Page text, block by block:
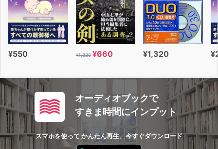
¥550 ¥1,320 ¥660 ¥1,320
オーディオブックで
すきま時間にインプット
スマホを使って かんたん再生、今すぐダウンロード